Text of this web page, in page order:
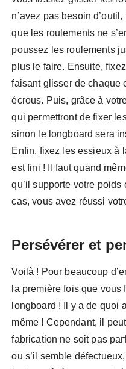
n’avez pas besoin
que les roulements ne
poussez les roulements
plus le faire. Ensuite,
faisant glisser de chaque
écrous. Puis, grâce à
qui permettront de fixer
sinon le longboard sera
Enfin, fixez les essieux à
est fini ! Il faut quand
qu’il supporte votre poids
cas, vous avez réussi
Persévérer et
Voilà ! Pour beaucoup
la première fois que
longboard ! Il y a de quoi
même ! Cependant, il
fabrication ne soit pas
ou s’il semble